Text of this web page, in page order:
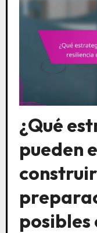
¿Qué
pueden
posibles